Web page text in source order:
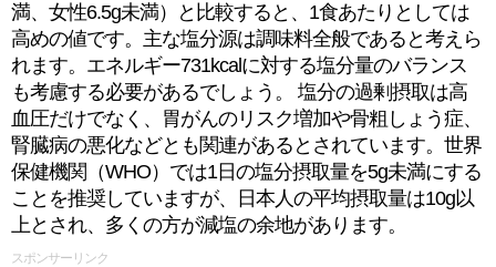
満、女性6.5g未満）と比較すると、1食あたりとしては
高めの値です。主な塩分源は調味料全般であると考えら
れます。エネルギー731kcalに対する塩分量のバランス
も考慮する必要があるでしょう。 塩分の過剰摂取は高
血圧だけでなく、胃がんのリスク増加や骨粗しょう症、
腎臓病の悪化などとも関連があるとされています。世界
保健機関（WHO）では1日の塩分摂取量を5g未満にする
ことを推奨していますが、日本人の平均摂取量は10g以
上とされ、多くの方が減塩の余地があります。
スポンサーリンク